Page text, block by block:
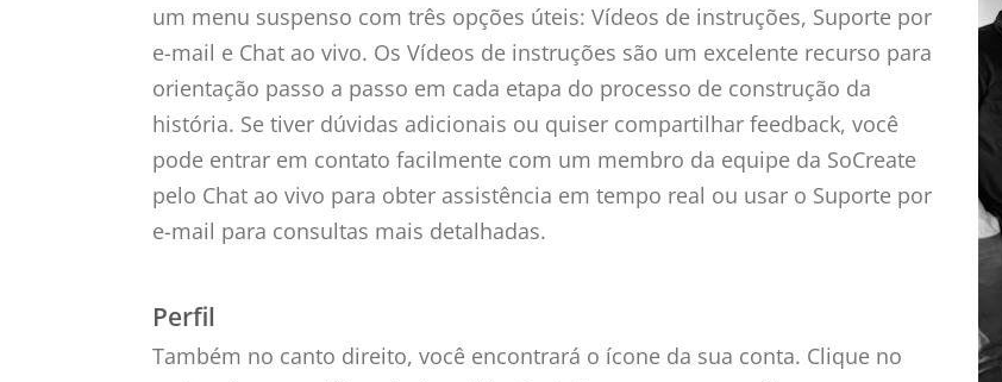
um menu suspenso com três opções úteis: Vídeos de instruções, Suporte por
e-mail e Chat ao vivo. Os Vídeos de instruções são um excelente recurso para
orientação passo a passo em cada etapa do processo de construção da
história. Se tiver dúvidas adicionais ou quiser compartilhar feedback, você
pode entrar em contato facilmente com um membro da equipe da SoCreate
pelo Chat ao vivo para obter assistência em tempo real ou usar o Suporte por
e-mail para consultas mais detalhadas.
Perfil
Também no canto direito, você encontrará o ícone da sua conta. Clique no